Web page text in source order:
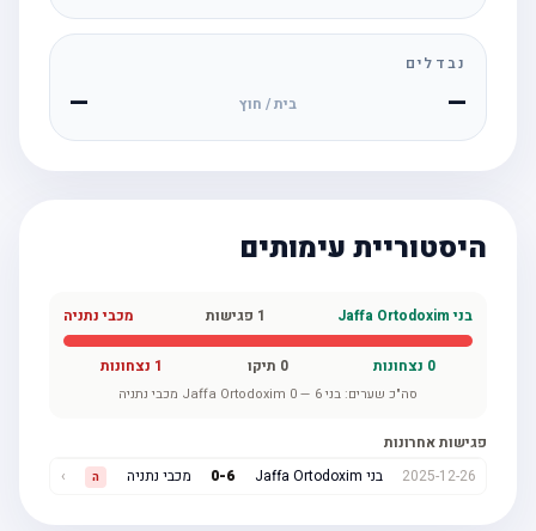
נבדלים
— בית / חוץ —
היסטוריית עימותים
בני Jaffa Ortodoxim פגישות מכבי נתניה
נצחונות תיקו נצחונות
סה"כ שערים:בני Jaffa Ortodoxim 0 —6 מכבי נתניה
פגישות אחרונות
2025-12-26
בני Jaffa Ortodoxim 0 מכבי נתניה